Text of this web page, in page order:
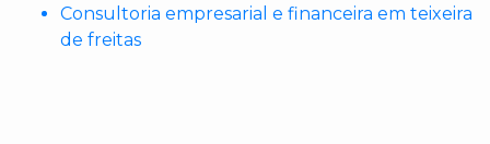
Consultoria empresarial e financeira em teixeira
de freitas